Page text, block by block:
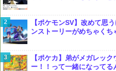
【ポケモンSV】改めて思
ンストーリーがめちゃくち
【ポケカ】弟がメガレッ
ー！！って一緒になって